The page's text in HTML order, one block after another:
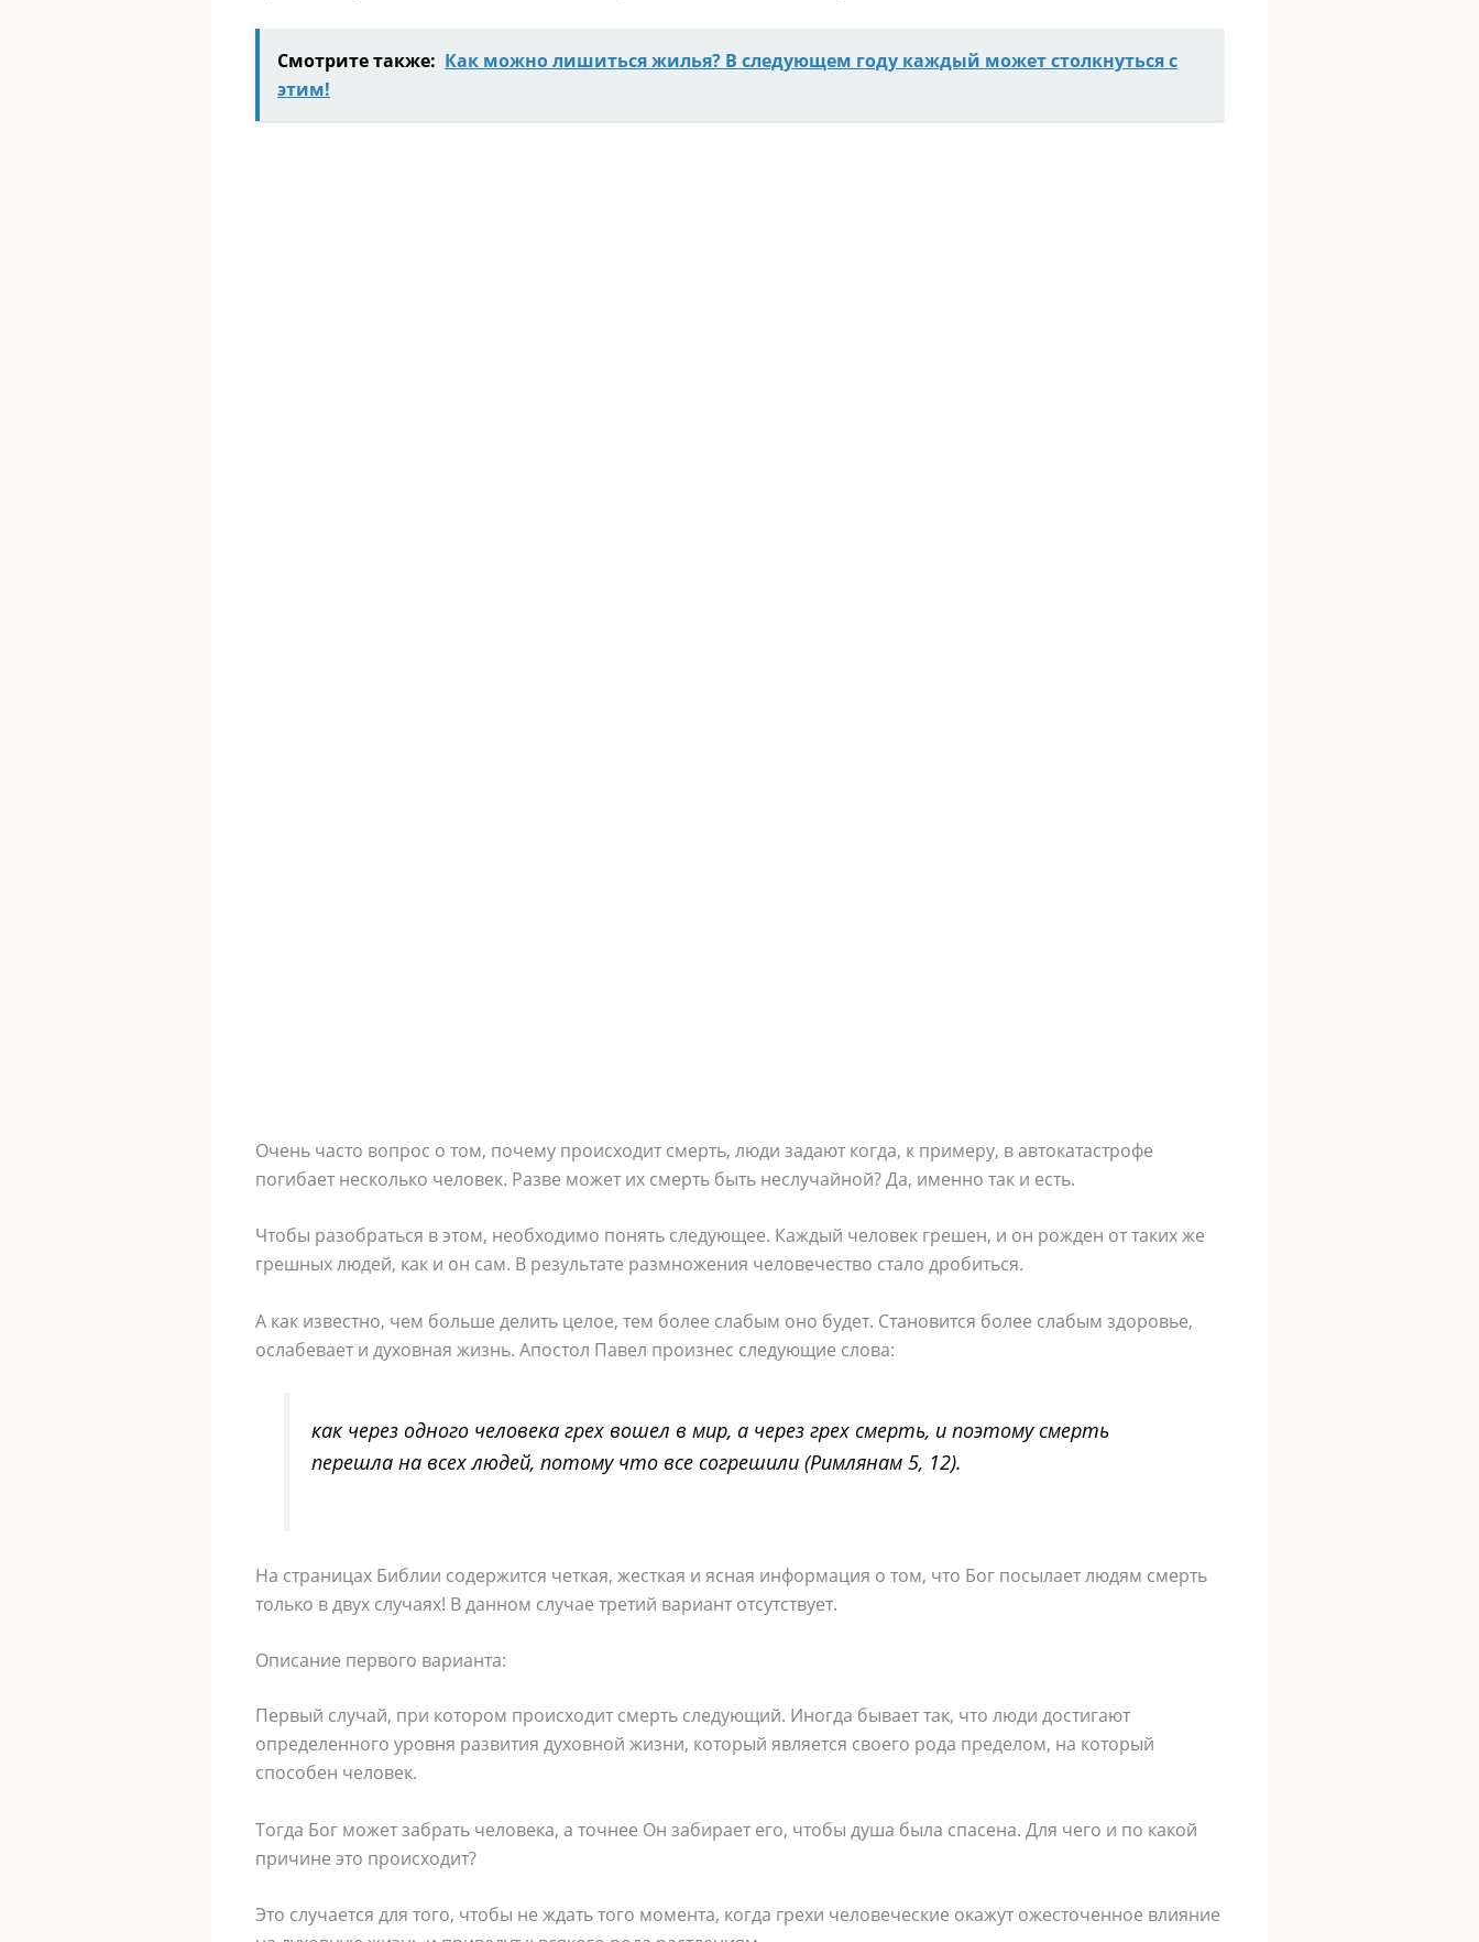
Смотрите также: Как можно лишиться жилья? В следующем году каждый может столкнуться с
этим!
Очень часто вопрос о том, почему происходит смерть, люди задают когда, к примеру, в автокатастрофе
погибает несколько человек. Разве может их смерть быть неслучайной? Да, именно так и есть.
Чтобы разобраться в этом, необходимо понять следующее. Каждый человек грешен, и он рожден от таких же
грешных людей, как и он сам. В результате размножения человечество стало дробиться.
А как известно, чем больше делить целое, тем более слабым оно будет. Становится более слабым здоровье,
ослабевает и духовная жизнь. Апостол Павел произнес следующие слова:
как через одного человека грех вошел в мир, а через грех смерть, и поэтому смерть
перешла на всех людей, потому что все согрешили (Римлянам 5, 12).
На страницах Библии содержится четкая, жесткая и ясная информация о том, что Бог посылает людям смерть
только в двух случаях! В данном случае третий вариант отсутствует.
Описание первого варианта:
Первый случай, при котором происходит смерть следующий. Иногда бывает так, что люди достигают
определенного уровня развития духовной жизни, который является своего рода пределом, на который
способен человек.
Тогда Бог может забрать человека, а точнее Он забирает его, чтобы душа была спасена. Для чего и по какой
причине это происходит?
Это случается для того, чтобы не ждать того момента, когда грехи человеческие окажут ожесточенное влияние